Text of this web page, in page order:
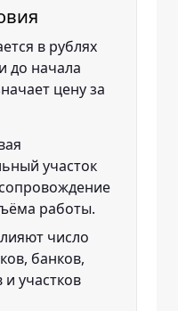
в рублях
до начала
цену за
участок
работы.
число
банков,
и участков